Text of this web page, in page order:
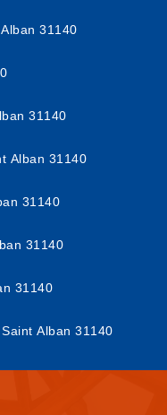
31140
31140
Alban 31140
31140
31140
31140
Alban 31140